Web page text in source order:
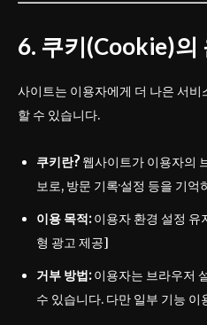
6. 쿠키(Cookie)의
사이트는 이용자에게 더 나은 서
할 수 있습니다.
쿠키란?웹사이트가 이용자의
보로, 방문 기록·설정 등을 기
이용 목적:이용자 환경 설정 유
형 광고 제공]
거부 방법:이용자는 브라우저
수 있습니다. 다만 일부 기능